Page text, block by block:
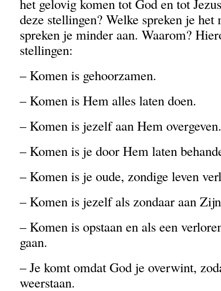
het gelovig komen tot God en tot
deze stellingen? Welke spreken je het
spreken je minder aan. Waarom?
stellingen:
– Komen is gehoorzamen.
– Komen is Hem alles laten doen.
– Komen is jezelf aan Hem overgeven.
– Komen is je door Hem laten
– Komen is je oude, zondige leven
– Komen is jezelf als zondaar aan
– Komen is opstaan en als een
gaan.
– Je komt omdat God je overwint,
weerstaan.